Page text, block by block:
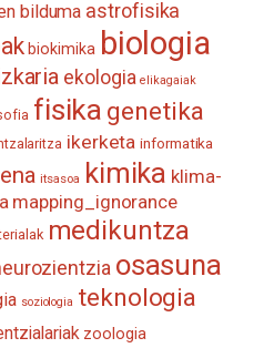
bilduma astrofisika
biokimika biologia
ekologia elikagaiak
fisika genetika
ikerketa informatika
itsasoa kimika klima-
mapping_ignorance
medikuntza
osasuna
soziologia teknologia
zoologia